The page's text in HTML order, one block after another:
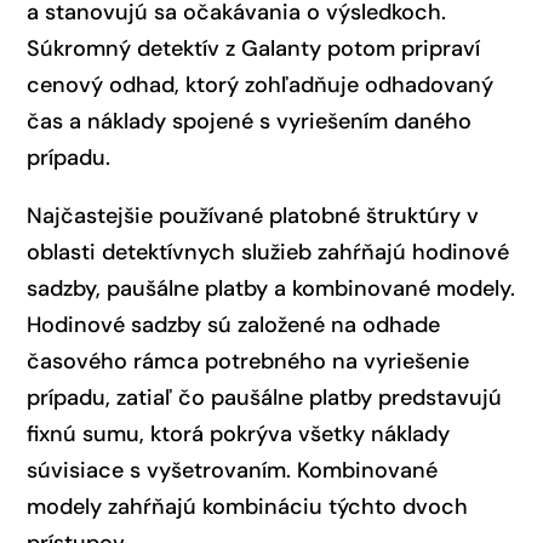
a stanovujú sa očakávania o výsledkoch.
Súkromný detektív z Galanty potom pripraví
cenový odhad, ktorý zohľadňuje odhadovaný
čas a náklady spojené s vyriešením daného
prípadu.
Najčastejšie používané platobné štruktúry v
oblasti detektívnych služieb zahŕňajú hodinové
sadzby, paušálne platby a kombinované modely.
Hodinové sadzby sú založené na odhade
časového rámca potrebného na vyriešenie
prípadu, zatiaľ čo paušálne platby predstavujú
fixnú sumu, ktorá pokrýva všetky náklady
súvisiace s vyšetrovaním. Kombinované
modely zahŕňajú kombináciu týchto dvoch